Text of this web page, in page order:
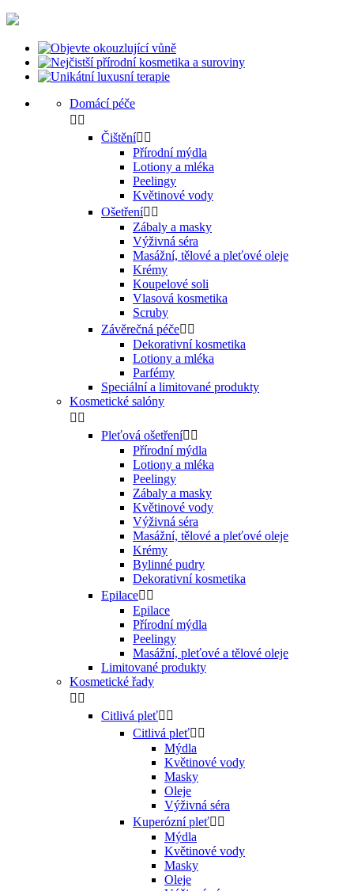
Domácí péče
 
Čištění 
Přírodní mýdla
Lotiony a mléka
Peelingy
Květinové vody
Ošetření 
Zábaly a masky
Výživná séra
Masážní, tělové a pleťové oleje
Krémy
Koupelové soli
Vlasová kosmetika
Scruby
Závěrečná péče 
Dekorativní kosmetika
Lotiony a mléka
Parfémy
Speciální a limitované produkty
Kosmetické salóny
 
Pleťová ošetření 
Přírodní mýdla
Lotiony a mléka
Peelingy
Zábaly a masky
Květinové vody
Výživná séra
Masážní, tělové a pleťové oleje
Krémy
Bylinné pudry
Dekorativní kosmetika
Epilace 
Epilace
Přírodní mýdla
Peelingy
Masážní, pleťové a tělové oleje
Limitované produkty
Kosmetické řady
 
Citlivá pleť 
Citlivá pleť 
Mýdla
Květinové vody
Masky
Oleje
Výživná séra
Kuperózní pleť 
Mýdla
Květinové vody
Masky
Oleje